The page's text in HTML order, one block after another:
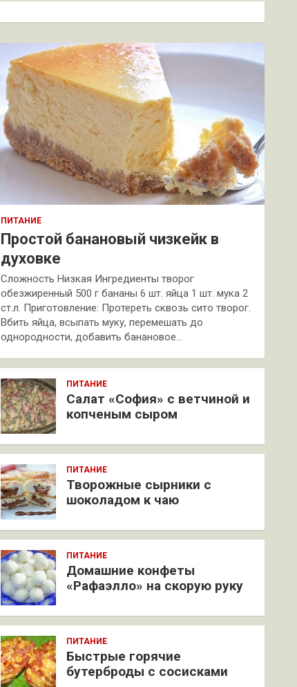
к
ПИТАНИЕ
Простой банановый чизкейк в
духовке
Сложность Низкая Ингредиенты творог
обезжиренный 500 г бананы 6 шт. яйца 1 шт. мука 2
ст.л. Приготовление: Протереть сквозь сито творог.
Вбить яйца, всыпать муку, перемешать до
однородности, добавить банановое…
ПИТАНИЕ
Салат «София» с ветчиной и
копченым сыром
ПИТАНИЕ
Творожные сырники с
шоколадом к чаю
ПИТАНИЕ
Домашние конфеты
«Рафаэлло» на скорую руку
ПИТАНИЕ
Быстрые горячие
бутерброды с сосисками